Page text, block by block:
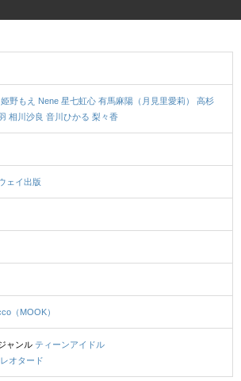
姫野もえ Nene 星七虹心 有馬麻陽（月見里愛莉）
高杉
相川沙良 音川ひかる 梨々香
ェイ出版
（MOOK）
ャンル ティーンアイドル
レオタード